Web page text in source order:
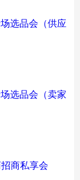
选品会（供应
选品会（卖家
商私享会